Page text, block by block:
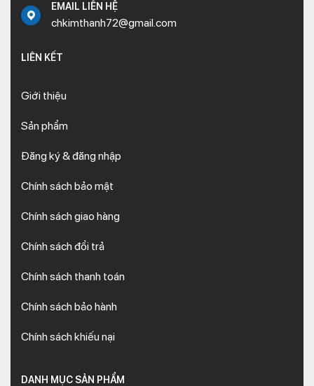
EMAIL LIÊN HỆ
chkimthanh72@gmail.com
LIÊN KẾT
Giới thiệu
Sản phẩm
Đăng ký & đăng nhập
Chính sách bảo mật
Chính sách giao hàng
Chính sách đổi trả
Chính sách thanh toán
Chính sách bảo hành
Chính sách khiếu nại
DANH MỤC SẢN PHẨM